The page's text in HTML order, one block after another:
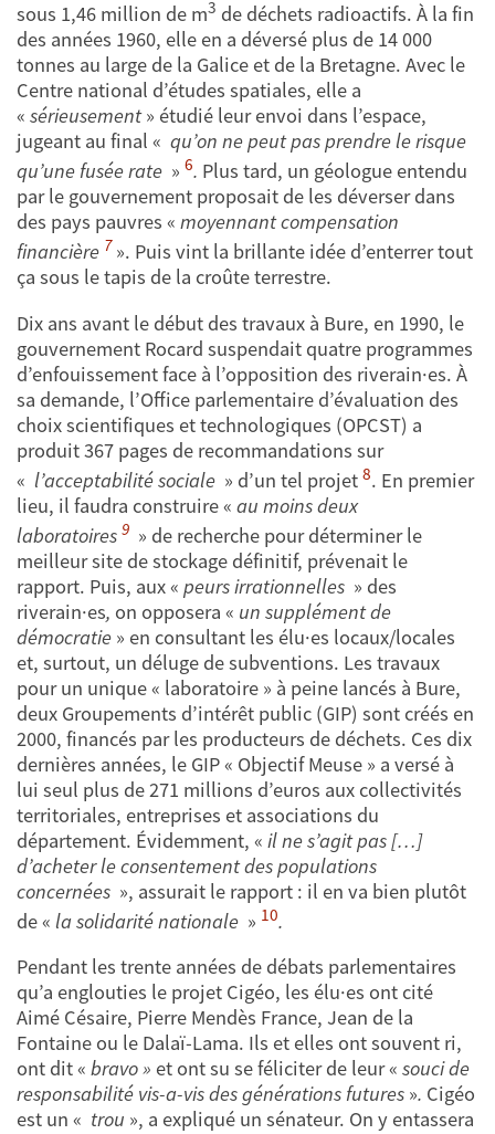
sous 1,46 million de m3 de déchets radioactifs. À la fin
des années 1960, elle en a déversé plus de 14 000
tonnes au large de la Galice et de la Bretagne. Avec le
Centre national d’études spatiales, elle a
« sérieusement» étudié leur envoi dans l’espace,
jugeant au final « qu’on ne peut pas prendre le risque
qu’une fusée rate » 6. Plus tard, un géologue entendu
par le gouvernement proposait de les déverser dans
des pays pauvres « moyennant compensation
financière 7 ». Puis vint la brillante idée d’enterrer tout
ça sous le tapis de la croûte terrestre.
Dix ans avant le début des travaux à Bure, en 1990, le
gouvernement Rocard suspendait quatre programmes
d’enfouissement face à l’opposition des riverain·es. À
sa demande, l’Office parlementaire d’évaluation des
choix scientifiques et technologiques (OPCST) a
produit 367 pages de recommandations sur
« l’acceptabilité sociale » d’un tel projet 8. En premier
lieu, il faudra construire « au moins deux
laboratoires 9 » de recherche pour déterminer le
meilleur site de stockage définitif, prévenait le
rapport. Puis, aux « peurs irrationnelles » des
riverain·es, on opposera « un supplément de
démocratie » en consultant les élu·es locaux/locales
et, surtout, un déluge de subventions. Les travaux
pour un unique « laboratoire » à peine lancés à Bure,
deux Groupements d’intérêt public (GIP) sont créés en
2000, financés par les producteurs de déchets. Ces dix
dernières années, le GIP « Objectif Meuse » a versé à
lui seul plus de 271 millions d’euros aux collectivités
territoriales, entreprises et associations du
département. Évidemment, « il ne s’agit pas […]
d’acheter le consentement des populations
concernées », assurait le rapport : il en va bien plutôt
de « la solidarité nationale » 10.
Pendant les trente années de débats parlementaires
qu’a englouties le projet Cigéo, les élu·es ont cité
Aimé Césaire, Pierre Mendès France, Jean de la
Fontaine ou le Dalaï-Lama. Ils et elles ont souvent ri,
ont dit « bravo » et ont su se féliciter de leur « souci de
responsabilité vis-a-vis des générations futures ». Cigéo
est un « trou », a expliqué un sénateur. On y entassera